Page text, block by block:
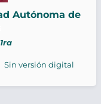
Autónoma de
1ra
Sin versión digital